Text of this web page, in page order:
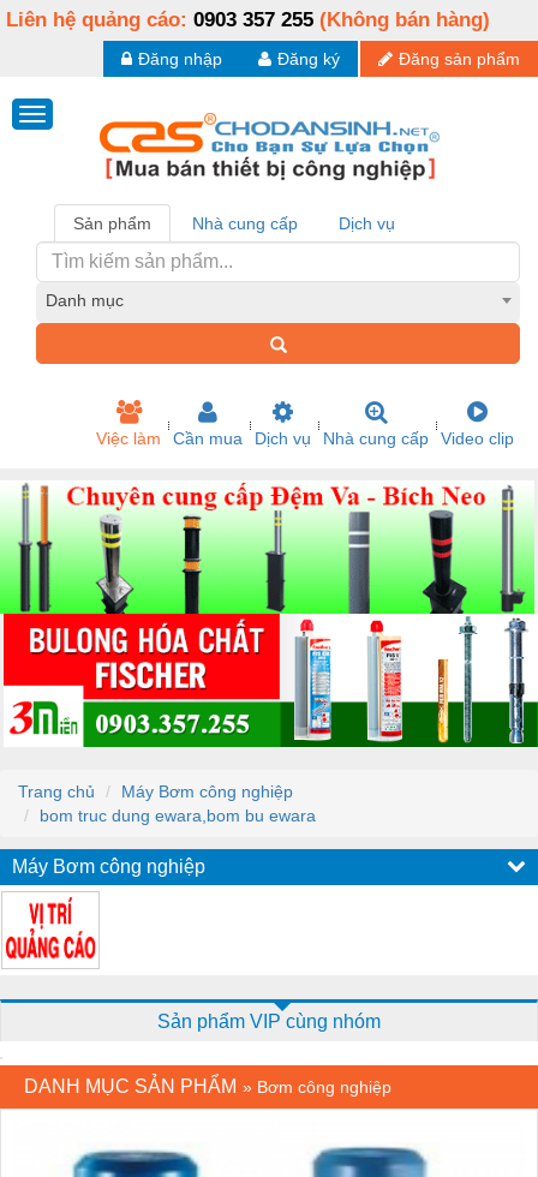
Liên hệ quảng cáo: 0903 357 255 (Không bán hàng)
Đăng sản phẩm
Đăng ký
Đăng nhập
Sản phẩm Nhà cung cấp Dịch vụ
Danh mục
Việc làm Cần mua Dịch vụ Nhà cung cấp Video clip
Trang chủ
Máy Bơm công nghiệp
bom truc dung ewara,bom bu ewara
Máy Bơm công nghiệp
Sản phẩm VIP cùng nhóm
DANH MỤC SẢN PHẨM » Bơm công nghiệp